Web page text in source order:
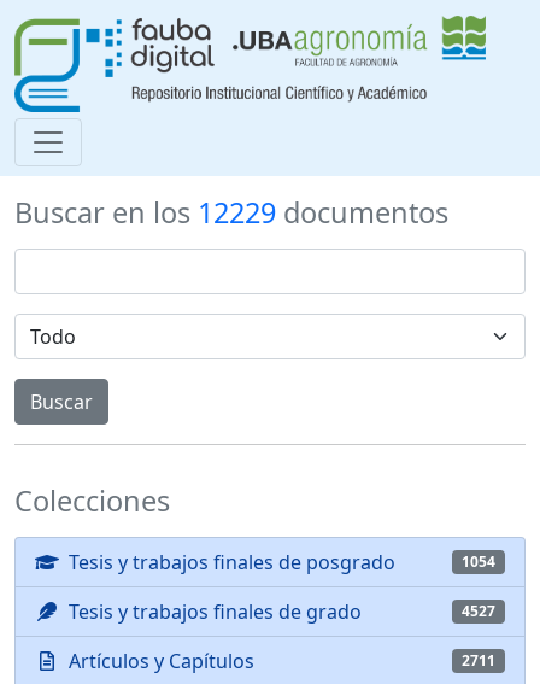
Buscar en los 12229 documentos
Colecciones
Tesis y trabajos finales de posgrado 1054
Tesis y trabajos finales de grado 4527
Artículos y Capítulos 2711